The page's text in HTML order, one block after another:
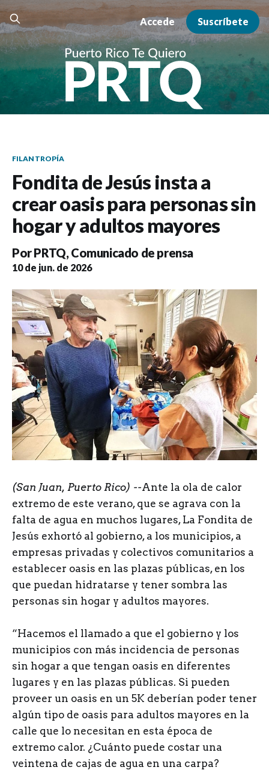
Accede Suscríbete
FILANTROPÍA
Fondita de Jesús insta a
crear oasis para personas sin
hogar y adultos mayores
PorPRTQ,Comunicado de prensa
10 de jun. de 2026
(San Juan, Puerto Rico) --Ante la ola de calor
extremo de este verano, que se agrava con la
falta de agua en muchos lugares, La Fondita de
Jesús exhortó al gobierno, a los municipios, a
empresas privadas y colectivos comunitarios a
establecer oasis en las plazas públicas, en los
que puedan hidratarse y tener sombra las
personas sin hogar y adultos mayores.
“Hacemos el llamado a que el gobierno y los
municipios con más incidencia de personas
sin hogar a que tengan oasis en diferentes
lugares y en las plazas públicas. Si pueden
proveer un oasis en un 5K deberían poder tener
algún tipo de oasis para adultos mayores en la
calle que lo necesitan en esta época de
extremo calor. ¿Cuánto puede costar una
veintena de cajas de agua en una carpa?